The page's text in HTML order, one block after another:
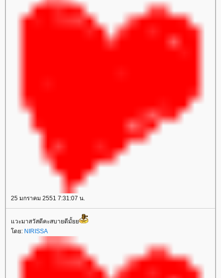
25 มกราคม 2551 7:31:07 น.
วะมาสวัสดีคะสบายดีมั้
ดย: NIRISSA